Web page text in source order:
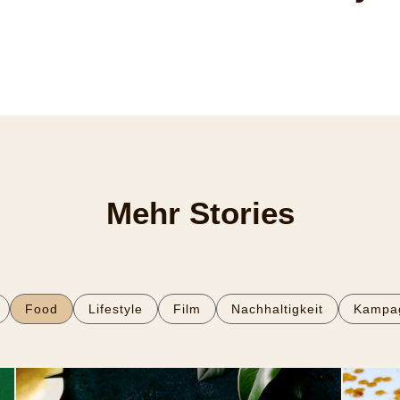
Mehr Stories
Food Lifestyle Film Nachhaltigkeit